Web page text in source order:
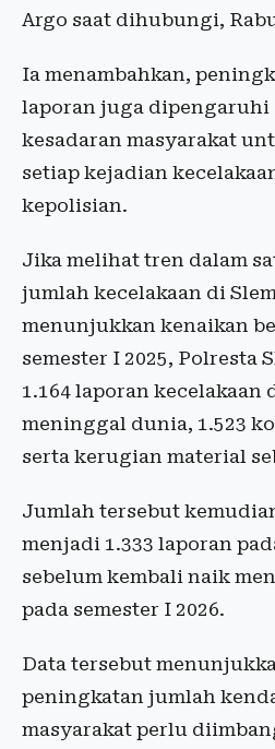
Argo saat dihubungi,
Ia menambahkan,
laporan juga
kesadaran masyarakat
setiap kejadian
kepolisian.
Jika melihat tren dalam
jumlah kecelakaan di
menunjukkan kenaikan
semester I 2025, Polresta
1.164 laporan kecelakaan
meninggal dunia, 1.523
serta kerugian material
Jumlah tersebut
menjadi 1.333 laporan
sebelum kembali naik
pada semester I 2026.
Data tersebut
peningkatan jumlah
masyarakat perlu